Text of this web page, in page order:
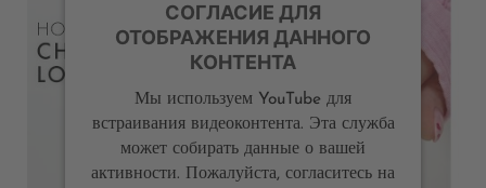
СОГЛАСИЕ ДЛЯ
ОТОБРАЖЕНИЯ ДАННОГО
КОНТЕНТА
Мы используем YouTube для
встраивания видеоконтента. Эта служба
может собирать данные о вашей
активности. Пожалуйста, согласитесь на